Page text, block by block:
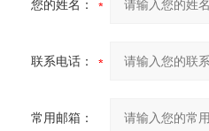
您的姓名：
联系电话：
常用邮箱：